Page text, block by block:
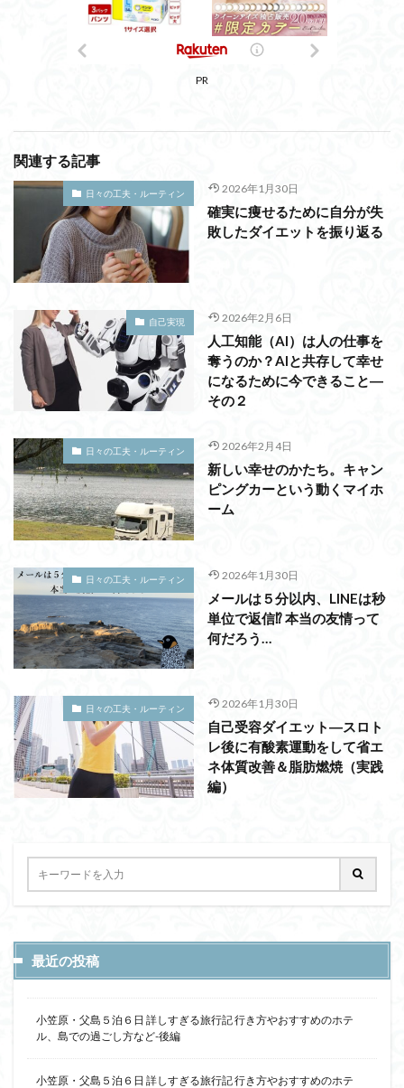
PR
関連する記事
日々の工夫・ルーティン 2026年1月30日
確実に痩せるために自分が失
敗したダイエットを振り返る
自己実現 2026年2月6日
人工知能（AI）は人の仕事を
奪うのか？AIと共存して幸せ
になるために今できること―
その２
日々の工夫・ルーティン 2026年2月4日
新しい幸せのかたち。キャン
ピングカーという動くマイホ
ーム
日々の工夫・ルーティン 2026年1月30日
メールは５分以内、LINEは秒
単位で返信⁉ 本当の友情って
何だろう…
日々の工夫・ルーティン 2026年1月30日
自己受容ダイエット―スロト
レ後に有酸素運動をして省エ
ネ体質改善＆脂肪燃焼（実践
編）
最近の投稿
小笠原・父島５泊６日 詳しすぎる旅行記 行き方やおすすめのホテ
ル、島での過ごし方など-後編
小笠原・父島５泊６日 詳しすぎる旅行記 行き方やおすすめのホテ